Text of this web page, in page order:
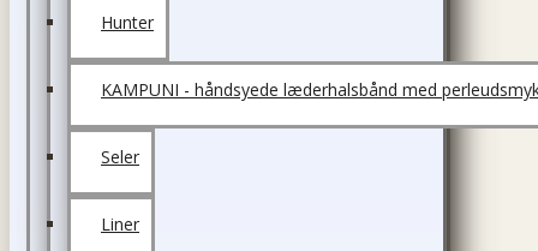
Hunter
KAMPUNI - håndsyede læderhalsbånd med
Seler
Liner